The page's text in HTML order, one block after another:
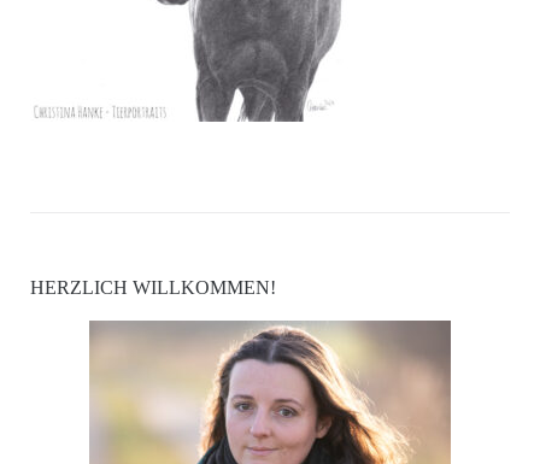
HERZLICH WILLKOMMEN!